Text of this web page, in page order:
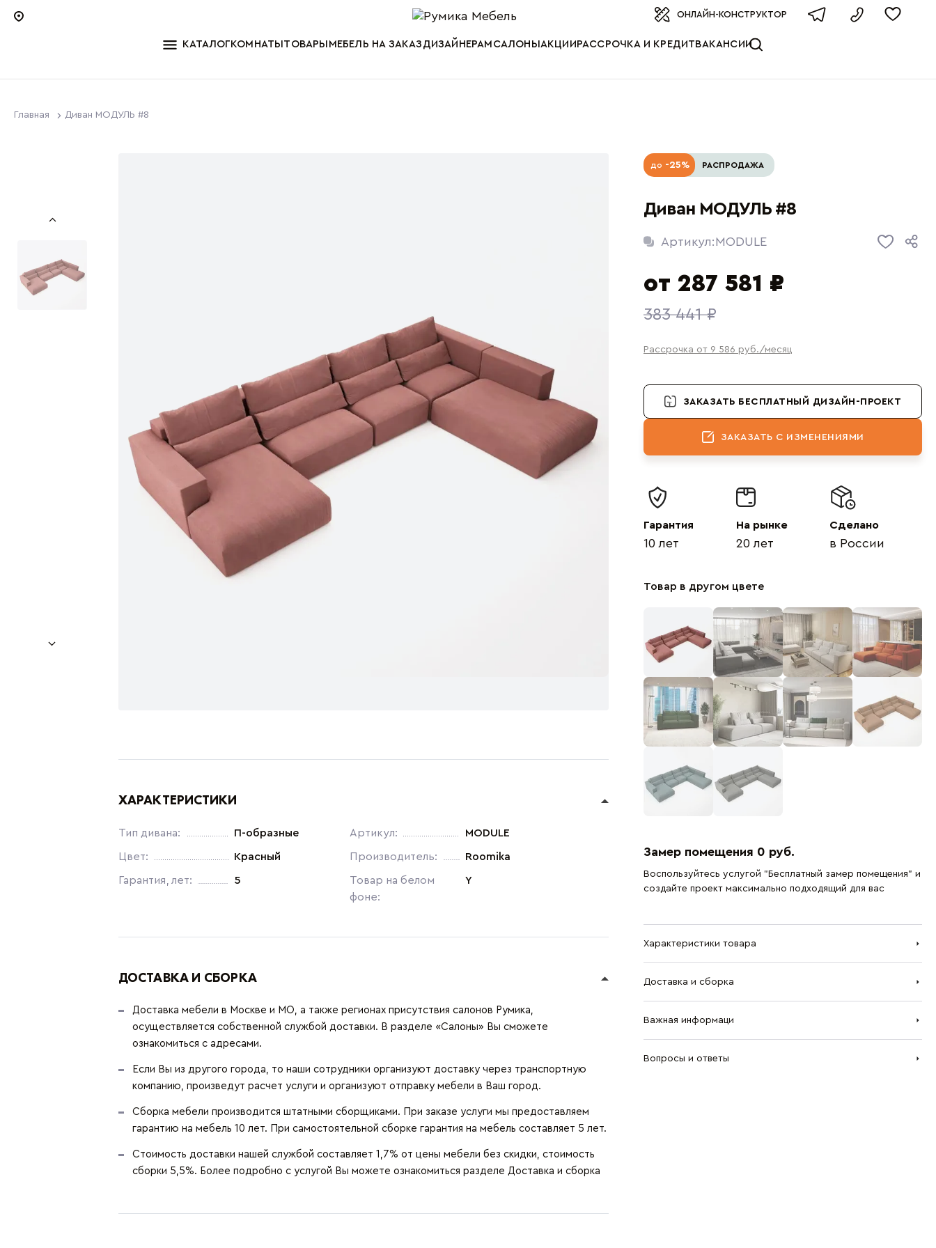
Мебель от производителяОНЛАЙН-КОНСТРУКТОР
КАТАЛОГ КОМНАТЫ ТОВАРЫ МЕБЕЛЬ НА ЗАКАЗ ДИЗАЙНЕРАМ САЛОНЫ АКЦИИ РАССРОЧКА И КРЕДИТ ВАКАНСИИ
Главная Диван МОДУЛЬ #8
ХАРАКТЕРИСТИКИ
Тип дивана: П-образные Артикул: MODULE
Цвет: Красный Производитель: Roomika
Гарантия, лет: 5
Товар на белом
фоне:
Y
ДОСТАВКА И СБОРКА
Доставка мебели в Москве и МО, а также регионах присутствия салонов Румика,
осуществляется собственной службой доставки. В разделе «Салоны» Вы сможете
ознакомиться с адресами.
Если Вы из другого города, то наши сотрудники организуют доставку через транспортную
компанию, произведут расчет услуги и организуют отправку мебели в Ваш город.
Сборка мебели производится штатными сборщиками. При заказе услуги мы предоставляем
гарантию на мебель 10 лет. При самостоятельной сборке гарантия на мебель составляет 5 лет.
Стоимость доставки нашей службой составляет 1,7% от цены мебели без скидки, стоимость
сборки 5,5%. Более подробно с услугой Вы можете ознакомиться разделе Доставка и сборка
до -25% РАСПРОДАЖА
Диван МОДУЛЬ #8
Артикул:MODULE
от 287 581 ₽
383 441 ₽
Рассрочка от 9 586 руб./месяц
ЗАКАЗАТЬ БЕСПЛАТНЫЙ ДИЗАЙН-ПРОЕКТ
ЗАКАЗАТЬ С ИЗМЕНЕНИЯМИ
Гарантия
10 лет
На рынке
20 лет
Сделано
в России
Товар в другом цвете
Замер помещения 0 руб.
Воспользуйтесь услугой "Бесплатный замер помещения" и
создайте проект максимально подходящий для вас
Характеристики товара
Доставка и сборка
Важная информаци
Вопросы и ответы